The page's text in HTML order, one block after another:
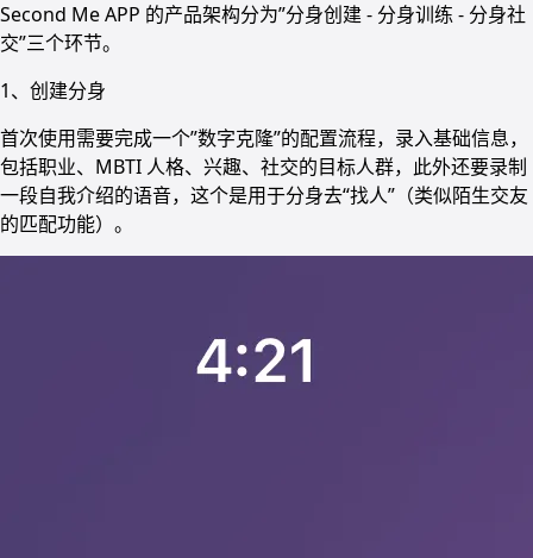
Second Me APP 的产品架构分为”分身创建 - 分身训练 - 分身社
交”三个环节。
1、创建分身
首次使用需要完成一个”数字克隆”的配置流程，录入基础信息，
包括职业、MBTI 人格、兴趣、社交的目标人群，此外还要录制
一段自我介绍的语音，这个是用于分身去“找人”（类似陌生交友
的匹配功能）。